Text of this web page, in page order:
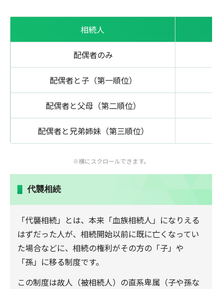
相続人
配偶者のみ
配偶者と子（第一順位）
配偶者と父母（第二順位）
配偶者と兄弟姉妹（第三順位）
※横にスクロールできます。
代襲相続
「代襲相続」とは、本来「血族相続人」になりえる
はずだった人が、相続開始以前に既に亡くなってい
た場合などに、相続の権利がその方の「子」や
「孫」に移る制度です。
この制度は故人（被相続人）の直系卑属（子や孫な